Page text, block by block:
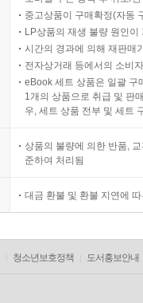
중고상품이 구매확정(자동
LP상품의 재생 불량 원인
시간의 경과에 의해 재판매
전자상거래 등에서의 소비
eBook 세트 상품은 일괄 구
1개의 상품으로 취급 및 판
우, 세트 상품 전부 및 세트
상품의 불량에 의한 반품,
준하여 처리됨
대금 환불 및 환불 지연에
청소년보호정책 도서홍보안내